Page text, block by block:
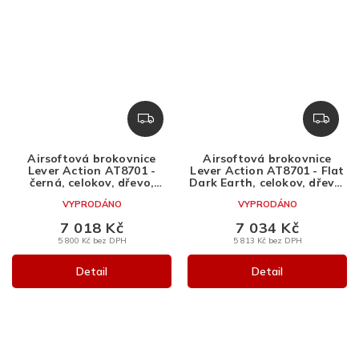
Z
D
R
M
Airsoftová brokovnice
Lever Action AT8701 -
černá, celokov, dřevo,
VYPRODÁNO
5 800 Kč bez DPH
7 018 Kč
Detail
Z
D
R
M
Airsoftová brokovnice
Lever Action AT8701 - Flat
Dark Earth, celokov, dřevo,
VYPRODÁNO
5 813 Kč bez DPH
7 034 Kč
Detail